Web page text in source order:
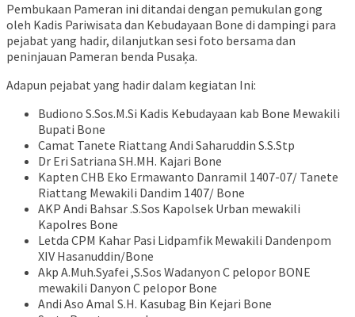
Pembukaan Pameran ini ditandai dengan pemukulan gong
oleh Kadis Pariwisata dan Kebudayaan Bone di dampingi para
pejabat yang hadir, dilanjutkan sesi foto bersama dan
peninjauan Pameran benda Pusaķa.
Adapun pejabat yang hadir dalam kegiatan Ini:
Budiono S.Sos.M.Si Kadis Kebudayaan kab Bone Mewakili
Bupati Bone
Camat Tanete Riattang Andi Saharuddin S.S.Stp
Dr Eri Satriana SH.MH. Kajari Bone
Kapten CHB Eko Ermawanto Danramil 1407-07/ Tanete
Riattang Mewakili Dandim 1407/ Bone
AKP Andi Bahsar .S.Sos Kapolsek Urban mewakili
Kapolres Bone
Letda CPM Kahar Pasi Lidpamfik Mewakili Dandenpom
XIV Hasanuddin/Bone
Akp A.Muh.Syafei ,S.Sos Wadanyon C pelopor BONE
mewakili Danyon C pelopor Bone
Andi Aso Amal S.H. Kasubag Bin Kejari Bone